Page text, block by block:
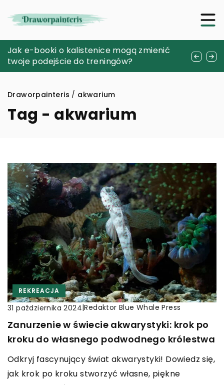
Jak suplementy na odchudzanie mogą
wspierać zdrowy styl życia?
Jak e-booki o kalistenice mogą zmienić
twoje podejście do treningów?
Tajemnice kolekcjonowania starych
fotografii: historia zamknięta w kadrze
Draworpainteris / akwarium
Tag - akwarium
REKREACJA
31 października 2024|Redaktor Blue Whale Press
Zanurzenie w świecie akwarystyki: krok po
kroku do własnego podwodnego królestwa
Odkryj fascynujący świat akwarystyki! Dowiedz się,
jak krok po kroku stworzyć własne, piękne